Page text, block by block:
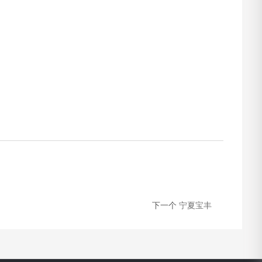
下一个 宁夏宝丰